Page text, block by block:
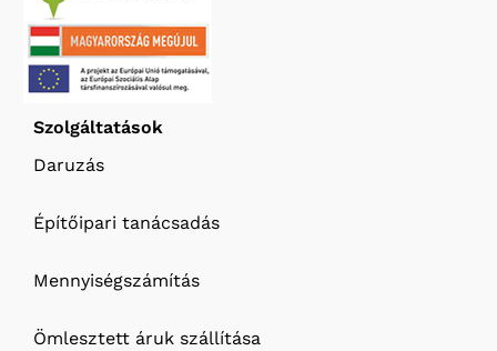
Szolgáltatások
Daruzás
Építőipari tanácsadás
Mennyiségszámítás
Ömlesztett áruk szállítása